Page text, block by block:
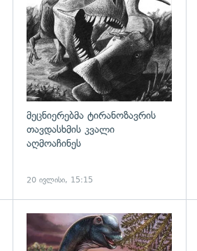
მეცნიერებმა ტირანოზავრის
თავდასხმის კვალი
აღმოაჩინეს
20 ივლისი, 15:15